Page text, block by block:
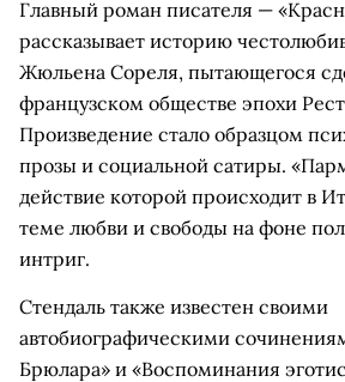
Главный роман писателя —
рассказывает историю
Жюльена Сореля, пытающегося
французском обществе эпохи
Произведение стало образцом
прозы и социальной сатиры.
действие которой происходит в
теме любви и свободы на фоне
интриг.
Стендаль также известен своими
автобиографическими
Брюлара» и «Воспоминания